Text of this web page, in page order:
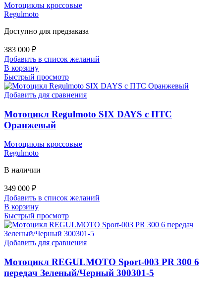
Мотоциклы кроссовые
Regulmoto
Доступно для предзаказа
383 000 ₽
Добавить в список желаний
В корзину
Быстрый просмотр
Добавить для сравнения
Мотоцикл Regulmoto SIX DAYS с ПТС
Оранжевый
Мотоциклы кроссовые
Regulmoto
В наличии
349 000 ₽
Добавить в список желаний
В корзину
Быстрый просмотр
Добавить для сравнения
Мотоцикл REGULMOTO Sport-003 PR 300 6
передач Зеленый/Черный 300301-5